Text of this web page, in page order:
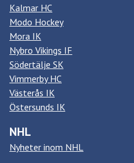
Kalmar HC
Modo Hockey
Mora IK
Nybro Vikings IF
Södertälje SK
Vimmerby HC
Västerås IK
Östersunds IK
NHL
Nyheter inom NHL